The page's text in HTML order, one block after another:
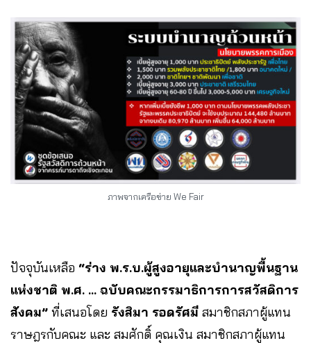
ภาพจากเครือข่าย We Fair
ปัจจุบันเหลือ “ร่าง พ.ร.บ.ผู้สูงอายุและบำนาญพื้นฐาน
แห่งชาติ พ.ศ. … ฉบับคณะกรรมาธิการการสวัสดิการ
สังคม” ที่เสนอโดย รังสิมา รอดรัศมี สมาชิกสภาผู้แทน
ราษฎรกับคณะ และ สมศักดิ์ คุณเงิน สมาชิกสภาผู้แทน